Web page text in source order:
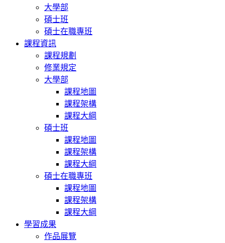
大學部
碩士班
碩士在職專班
課程資訊
課程規劃
修業規定
大學部
課程地圖
課程架構
課程大綱
碩士班
課程地圖
課程架構
課程大綱
碩士在職專班
課程地圖
課程架構
課程大綱
學習成果
作品展覽